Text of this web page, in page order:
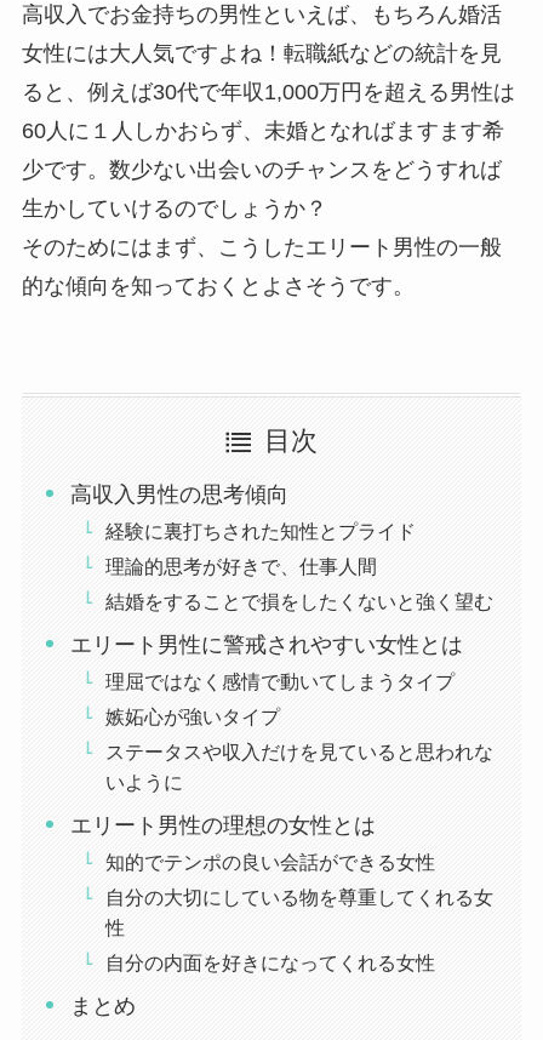
高収入でお金持ちの男性といえば、もちろん婚活
女性には大人気ですよね！転職紙などの統計を見
ると、例えば30代で年収1,000万円を超える男性は
60人に１人しかおらず、未婚となればますます希
少です。数少ない出会いのチャンスをどうすれば
生かしていけるのでしょうか？
そのためにはまず、こうしたエリート男性の一般
的な傾向を知っておくとよさそうです。
目次
高収入男性の思考傾向
経験に裏打ちされた知性とプライド
理論的思考が好きで、仕事人間
結婚をすることで損をしたくないと強く望む
エリート男性に警戒されやすい女性とは
理屈ではなく感情で動いてしまうタイプ
嫉妬心が強いタイプ
ステータスや収入だけを見ていると思われな
いように
エリート男性の理想の女性とは
知的でテンポの良い会話ができる女性
自分の大切にしている物を尊重してくれる女
性
自分の内面を好きになってくれる女性
まとめ